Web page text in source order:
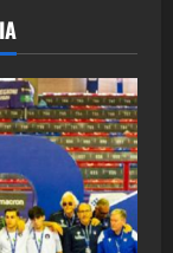
29^ Puntata
28^ Puntata